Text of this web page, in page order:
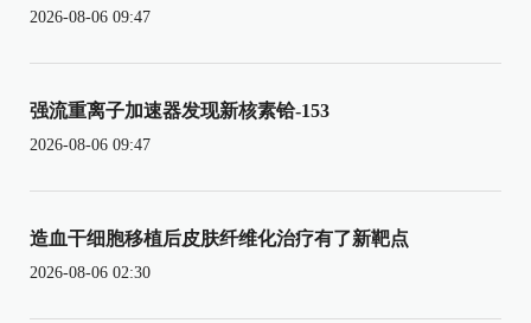
2026-08-06 09:47
强流重离子加速器发现新核素铪-153
2026-08-06 09:47
造血干细胞移植后皮肤纤维化治疗有了新靶点
2026-08-06 02:30